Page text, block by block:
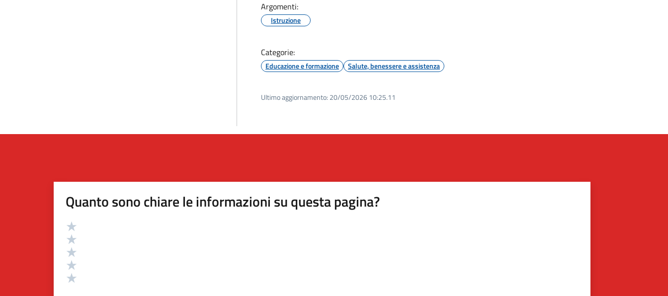
Argomenti:
Istruzione
Categorie:
Educazione e formazione Salute, benessere e assistenza
Ultimo aggiornamento: 20/05/2026 10:25.11
Quanto sono chiare le informazioni su questa pagina?
Valutazione